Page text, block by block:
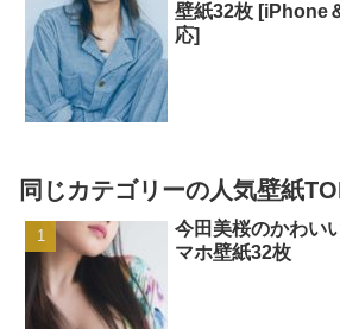
壁紙32枚 [iPhone
応]
同じカテゴリーの人気壁紙
今田美桜のかわい
マホ壁紙32枚